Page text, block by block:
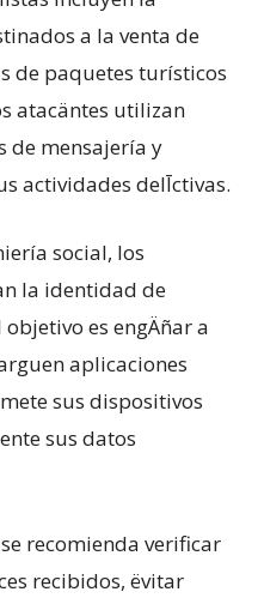
a la venta de
de paquetes turísticos
atacäntes utilizan
de mensajería y
actividades delĪctivas.
social, los
la identidad de
es engÄñar a
aplicaciones
sus dispositivos
sus datos
recomienda verificar
recibidos, ëvitar